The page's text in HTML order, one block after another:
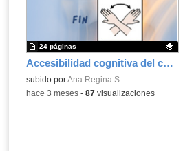
Accesibilidad cognitiva del centro educativo
Contenido educativo.
subido porAna Regina S.
24 páginas
-hace 3 meses- 87visualizaciones